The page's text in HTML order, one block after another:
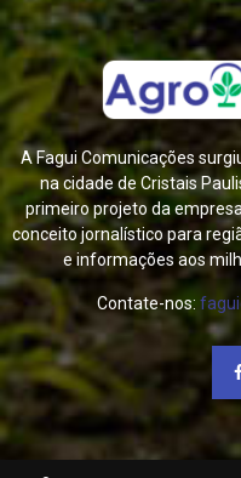
A Fagui Comunicações
na cidade de Cristais
primeiro projeto da
conceito jornalístico para
e informações aos
Contate-nos: